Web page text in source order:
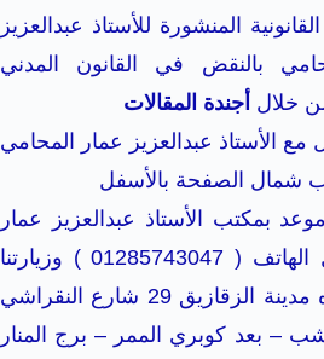
المنشورة للأستاذ عبدالعزيز
بالنقض في القانون المدني
خلال أجندة المقالات
مع الأستاذ عبدالعزيز عمار المحامي
شمال الصفحة بالأسفل
بمكتب الأستاذ عبدالعزيز عمار
المحامي من خلال الهاتف ( 01285743047 ) وزيارتنا
بمكتبنا الكائن مقره مدينة الزقازيق 29 شارع النقراشي
– بعد كوبري الممر – برج المنار